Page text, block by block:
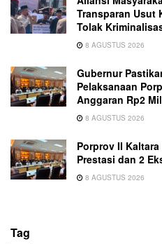
Transparan Usut
Tolak
8 AGUSTUS 2026
Gubernur
Pelaksanaan
Anggaran Rp2
8 AGUSTUS 2026
Porprov II
Prestasi dan 2
8 AGUSTUS 2026
Tag